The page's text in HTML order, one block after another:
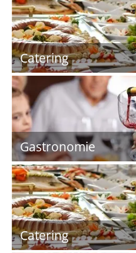
Catering
Gastronomie
Catering